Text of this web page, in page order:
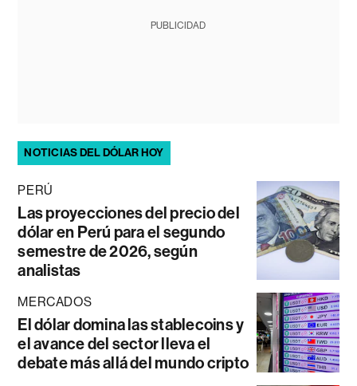
PUBLICIDAD
NOTICIAS DEL DÓLAR HOY
PERÚ
Las proyecciones del precio del
dólar en Perú para el segundo
semestre de 2026, según
analistas
MERCADOS
El dólar domina las stablecoins y
el avance del sector lleva el
debate más allá del mundo cripto